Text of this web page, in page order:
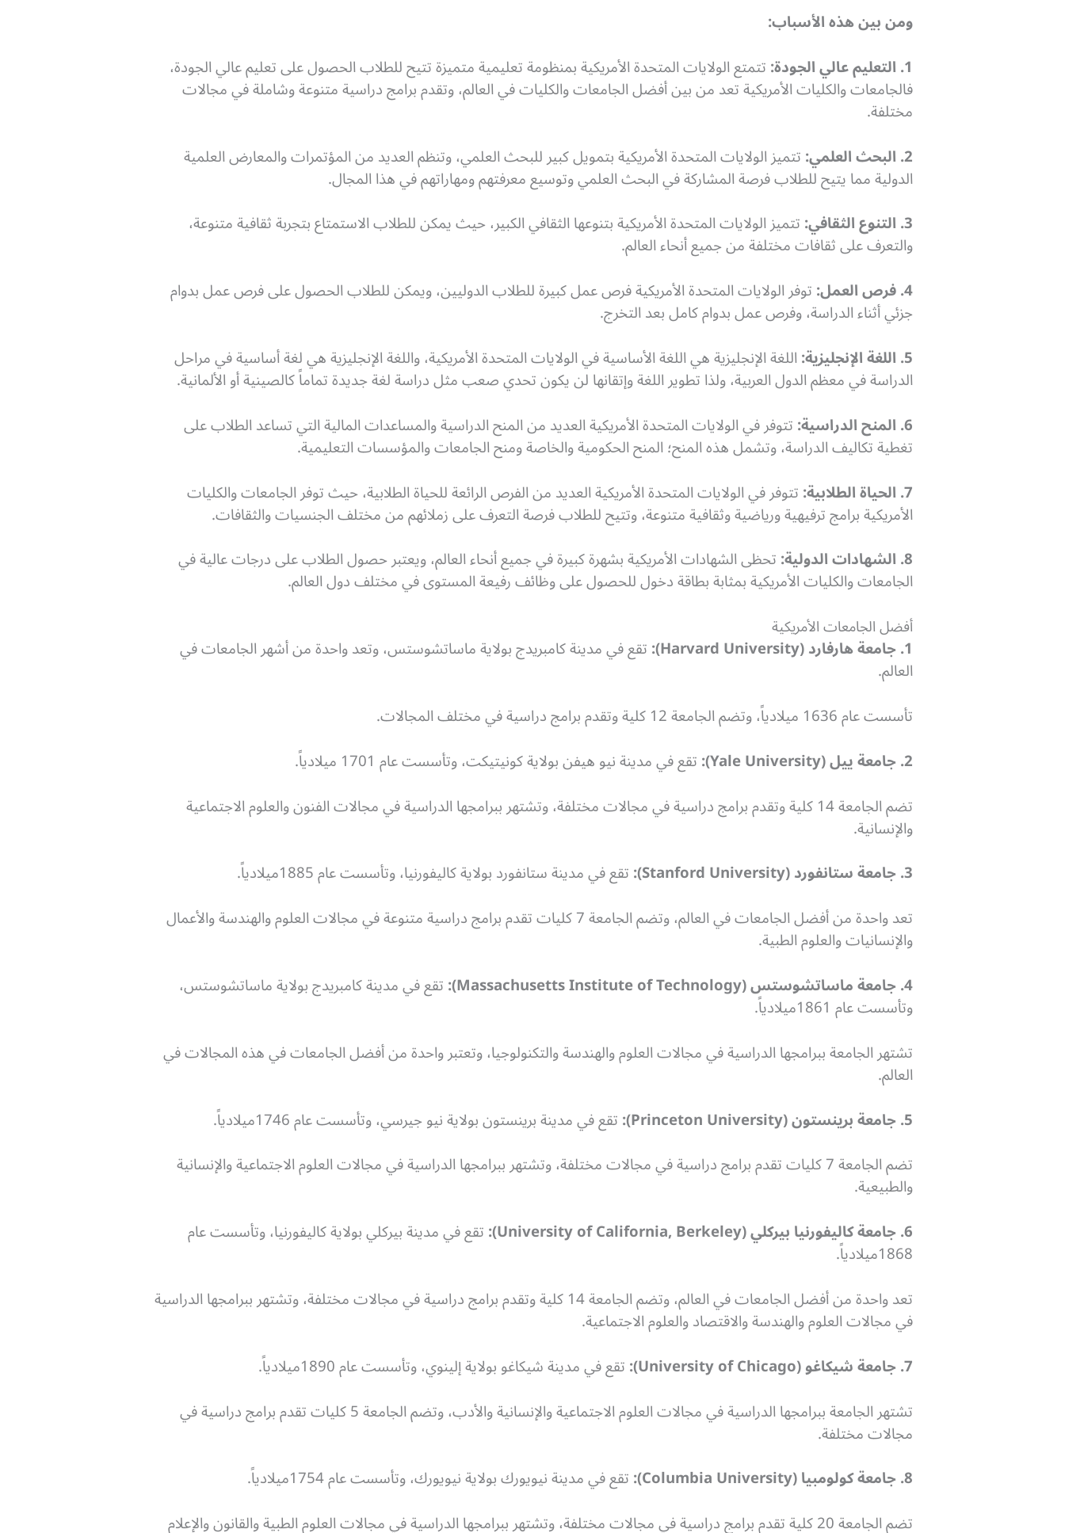
ومن بين هذه الأسباب:
1. التعليم عالي الجودة:
تتمتع الولايات المتحدة الأمريكية بمنظومة تعليمية متميزة تتيح للطلاب الحصول على تعليم عالي الجودة،
فالجامعات والكليات الأمريكية تعد من بين أفضل الجامعات والكليات في العالم، وتقدم برامج دراسية متنوعة وشاملة في مجالات
مختلفة.
2. البحث العلمي:
تتميز الولايات المتحدة الأمريكية بتمويل كبير للبحث العلمي، وتنظم العديد من المؤتمرات والمعارض العلمية
الدولية مما يتيح للطلاب فرصة المشاركة في البحث العلمي وتوسيع معرفتهم ومهاراتهم في هذا المجال.
3. التنوع الثقافي:
تتميز الولايات المتحدة الأمريكية بتنوعها الثقافي الكبير، حيث يمكن للطلاب الاستمتاع بتجربة ثقافية متنوعة،
والتعرف على ثقافات مختلفة من جميع أنحاء العالم.
4. فرص العمل:
توفر الولايات المتحدة الأمريكية فرص عمل كبيرة للطلاب الدوليين، ويمكن للطلاب الحصول على فرص عمل بدوام
جزئي أثناء الدراسة، وفرص عمل بدوام كامل بعد التخرج.
5. اللغة الإنجليزية:
اللغة الإنجليزية هي اللغة الأساسية في الولايات المتحدة الأمريكية، واللغة الإنجليزية هي لغة أساسية في مراحل
الدراسة في معظم الدول العربية، ولذا تطوير اللغة وإتقانها لن يكون تحدي صعب مثل دراسة لغة جديدة تماماً كالصينية أو الألمانية.
6. المنح الدراسية:
تتوفر في الولايات المتحدة الأمريكية العديد من المنح الدراسية والمساعدات المالية التي تساعد الطلاب على
تغطية تكاليف الدراسة، وتشمل هذه المنح؛ المنح الحكومية والخاصة ومنح الجامعات والمؤسسات التعليمية.
7. الحياة الطلابية:
تتوفر في الولايات المتحدة الأمريكية العديد من الفرص الرائعة للحياة الطلابية، حيث توفر الجامعات والكليات
الأمريكية برامج ترفيهية ورياضية وثقافية متنوعة، وتتيح للطلاب فرصة التعرف على زملائهم من مختلف الجنسيات والثقافات.
8. الشهادات الدولية:
تحظى الشهادات الأمريكية بشهرة كبيرة في جميع أنحاء العالم، ويعتبر حصول الطلاب على درجات عالية في
الجامعات والكليات الأمريكية بمثابة بطاقة دخول للحصول على وظائف رفيعة المستوى في مختلف دول العالم.
أفضل الجامعات الأمريكية
1. جامعة هارفارد (Harvard University): تقع في مدينة كامبريدج بولاية ماساتشوستس، وتعد واحدة من أشهر الجامعات في
العالم.
تأسست عام 1636 ميلادياً، وتضم الجامعة 12 كلية وتقدم برامج دراسية في مختلف المجالات.
2. جامعة ييل (Yale University):
تقع في مدينة نيو هيفن بولاية كونيتيكت، وتأسست عام 1701 ميلادياً.
تضم الجامعة 14 كلية وتقدم برامج دراسية في مجالات مختلفة، وتشتهر ببرامجها الدراسية في مجالات الفنون والعلوم الاجتماعية
والإنسانية.
3. جامعة ستانفورد (Stanford University):
تقع في مدينة ستانفورد بولاية كاليفورنيا، وتأسست عام 1885ميلادياً.
تعد واحدة من أفضل الجامعات في العالم، وتضم الجامعة 7 كليات تقدم برامج دراسية متنوعة في مجالات العلوم والهندسة والأعمال
والإنسانيات والعلوم الطبية.
4. جامعة ماساتشوستس (Massachusetts Institute of Technology):
تقع في مدينة كامبريدج بولاية ماساتشوستس،
وتأسست عام 1861ميلادياً.
تشتهر الجامعة ببرامجها الدراسية في مجالات العلوم والهندسة والتكنولوجيا، وتعتبر واحدة من أفضل الجامعات في هذه المجالات في
العالم.
5. جامعة برينستون (Princeton University):
تقع في مدينة برينستون بولاية نيو جيرسي، وتأسست عام 1746ميلادياً.
تضم الجامعة 7 كليات تقدم برامج دراسية في مجالات مختلفة، وتشتهر ببرامجها الدراسية في مجالات العلوم الاجتماعية والإنسانية
والطبيعية.
6. جامعة كاليفورنيا بيركلي (University of California, Berkeley):
تقع في مدينة بيركلي بولاية كاليفورنيا، وتأسست عام
1868ميلادياً.
تعد واحدة من أفضل الجامعات في العالم، وتضم الجامعة 14 كلية وتقدم برامج دراسية في مجالات مختلفة، وتشتهر ببرامجها الدراسية
في مجالات العلوم والهندسة والاقتصاد والعلوم الاجتماعية.
7. جامعة شيكاغو (University of Chicago):
تقع في مدينة شيكاغو بولاية إلينوي، وتأسست عام 1890ميلادياً.
تشتهر الجامعة ببرامجها الدراسية في مجالات العلوم الاجتماعية والإنسانية والأدب، وتضم الجامعة 5 كليات تقدم برامج دراسية في
مجالات مختلفة.
8. جامعة كولومبيا (Columbia University):
تقع في مدينة نيويورك بولاية نيويورك، وتأسست عام 1754ميلادياً.
تضم الجامعة 20 كلية تقدم برامج دراسية في مجالات مختلفة، وتشتهر ببرامجها الدراسية في مجالات العلوم الطبية والقانون والإعلام